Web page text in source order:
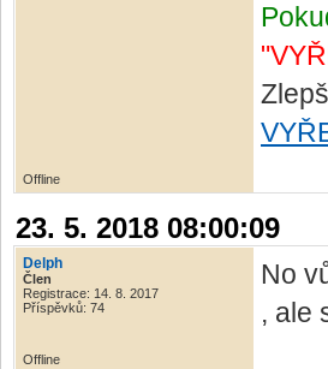
Offline
23. 5. 2018 08:00:09
Delph
Člen
Registrace: 14. 8. 2017
Příspěvků: 74
No
, ale
Offline